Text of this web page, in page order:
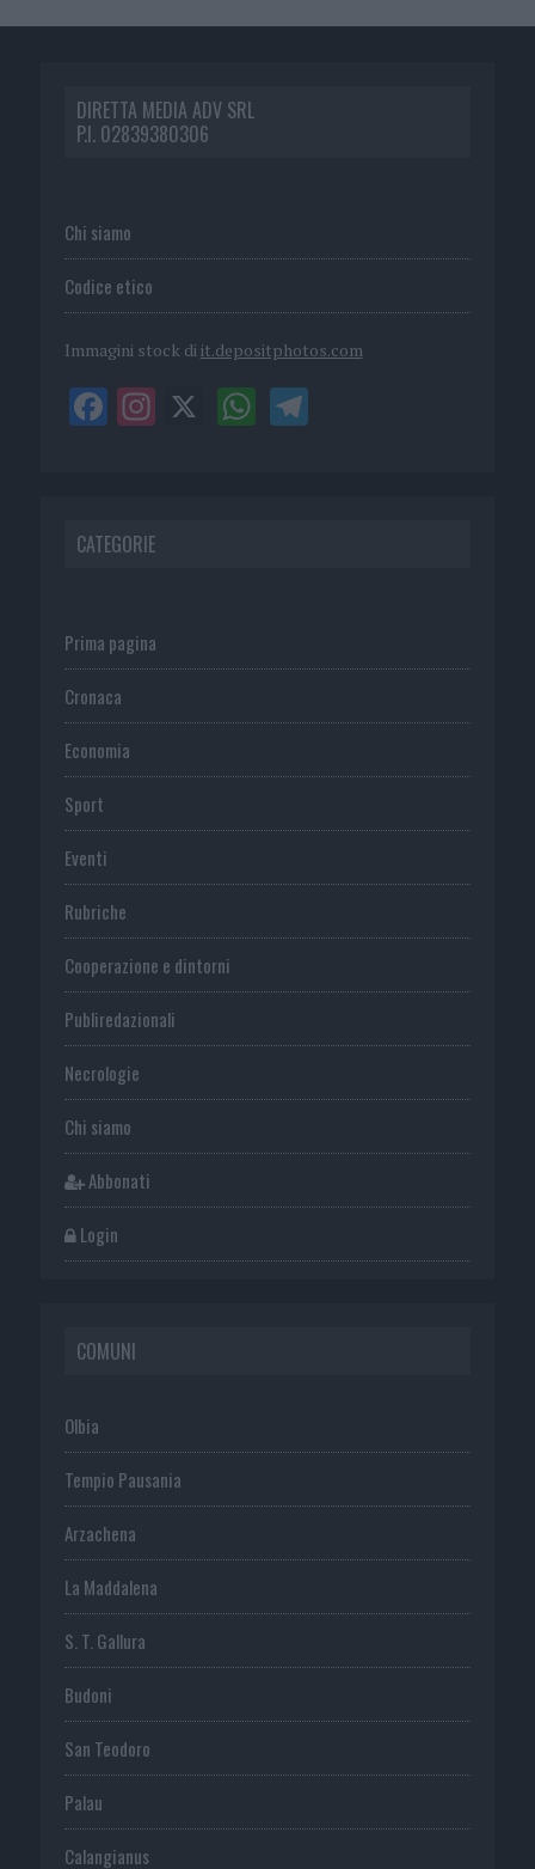
DIRETTA MEDIA ADV SRL
P.I. 02839380306
Chi siamo
Codice etico
Immagini stock di it.depositphotos.com
CATEGORIE
Prima pagina
Cronaca
Economia
Sport
Eventi
Rubriche
Cooperazione e dintorni
Publiredazionali
Necrologie
Chi siamo
Abbonati
Login
COMUNI
Olbia
Tempio Pausania
Arzachena
La Maddalena
S. T. Gallura
Budoni
San Teodoro
Palau
Calangianus